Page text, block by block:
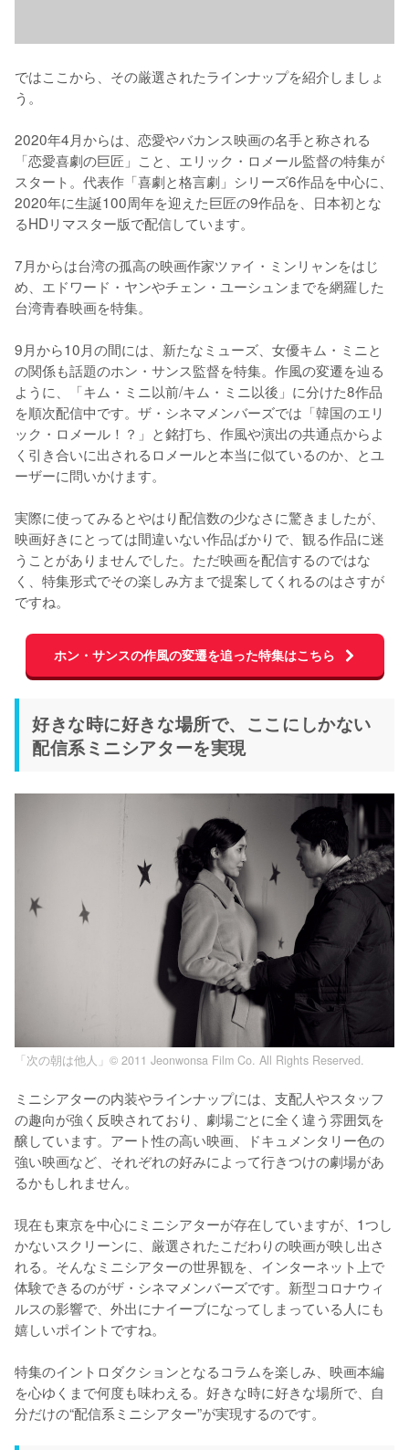
ではここから、その厳選されたラインナップを紹介しましょ
う。
2020年4月からは、恋愛やバカンス映画の名手と称される
「恋愛喜劇の巨匠」こと、エリック・ロメール監督の特集が
スタート。代表作「喜劇と格言劇」シリーズ6作品を中心に、
2020年に生誕100周年を迎えた巨匠の9作品を、日本初とな
るHDリマスター版で配信しています。
7月からは台湾の孤高の映画作家ツァイ・ミンリャンをはじ
め、エドワード・ヤンやチェン・ユーシュンまでを網羅した
台湾青春映画を特集。
9月から10月の間には、新たなミューズ、女優キム・ミニと
の関係も話題のホン・サンス監督を特集。作風の変遷を辿る
ように、「キム・ミニ以前/キム・ミニ以後」に分けた8作品
を順次配信中です。ザ・シネマメンバーズでは「韓国のエリ
ック・ロメール！？」と銘打ち、作風や演出の共通点からよ
く引き合いに出されるロメールと本当に似ているのか、とユ
ーザーに問いかけます。
実際に使ってみるとやはり配信数の少なさに驚きましたが、
映画好きにとっては間違いない作品ばかりで、観る作品に迷
うことがありませんでした。ただ映画を配信するのではな
く、特集形式でその楽しみ方まで提案してくれるのはさすが
ホン・サンスの作風の変遷を追った特集はこちら
好きな時に好きな場所で、ここにしかない
配信系ミニシアターを実現
「次の朝は他人」© 2011 Jeonwonsa Film Co. All Rights Reserved.
ミニシアターの内装やラインナップには、支配人やスタッフ
の趣向が強く反映されており、劇場ごとに全く違う雰囲気を
醸しています。アート性の高い映画、ドキュメンタリー色の
強い映画など、それぞれの好みによって行きつけの劇場があ
るかもしれません。
現在も東京を中心にミニシアターが存在していますが、1つし
かないスクリーンに、厳選されたこだわりの映画が映し出さ
れる。そんなミニシアターの世界観を、インターネット上で
体験できるのがザ・シネマメンバーズです。新型コロナウィ
ルスの影響で、外出にナイーブになってしまっている人にも
嬉しいポイントですね。
特集のイントロダクションとなるコラムを楽しみ、映画本編
を心ゆくまで何度も味わえる。好きな時に好きな場所で、自
分だけの“配信系ミニシアター”が実現するのです。